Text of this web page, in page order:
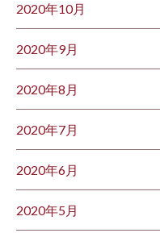
2020年10月
2020年9月
2020年8月
2020年7月
2020年6月
2020年5月